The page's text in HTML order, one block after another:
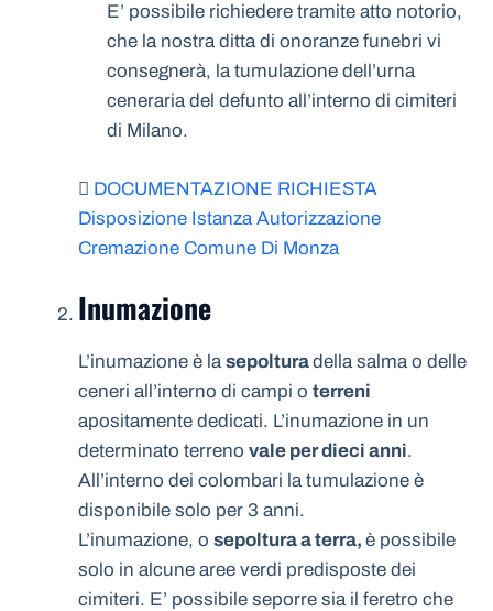
E’ possibile richiedere tramite atto notorio,
che la nostra ditta di onoranze funebri vi
consegnerà, la tumulazione dell’urna
ceneraria del defunto all’interno di cimiteri
di Milano.
DOCUMENTAZIONE RICHIESTA
Disposizione Istanza Autorizzazione
Cremazione Comune Di Monza
Inumazione
L’inumazione è lasepolturadella salma o delle
ceneri all’interno di campi o terreni
apositamente dedicati. L’inumazione in un
determinato terreno vale per dieci anni.
All’interno dei colombari la tumulazione è
disponibile solo per 3 anni.
L’inumazione, o sepoltura a terra, è possibile
solo in alcune aree verdi predisposte dei
cimiteri. E’ possibile seporre sia il feretro che